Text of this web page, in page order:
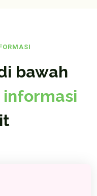
bawah
informasi